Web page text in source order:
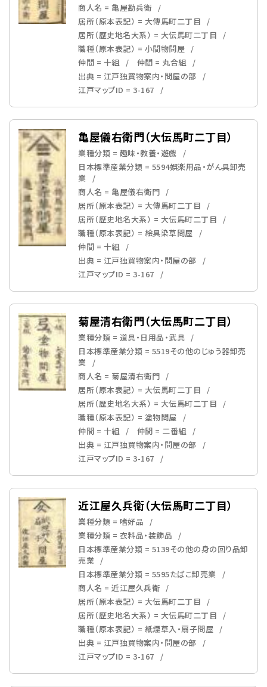
商人名 = 亀屋勘兵衛
居所（原本表記） = 大傳馬町二丁目
居所（歴史地名大系） = 大伝馬町二丁目
職種（原本表記） = 小間物問屋
仲間 = 十組
仲間 = 丸合組
出典 = 江戸独買物案内・問屋の部
江戸マップID = 3-167
亀屋儀右衛門（大伝馬町二丁目）
業種分類 = 趣味・教養・遊戯
日本標準産業分類 = 5594娯楽用品・がん具卸売
業
商人名 = 亀屋儀右衛門
居所（原本表記） = 大傳馬町二丁目
居所（歴史地名大系） = 大伝馬町二丁目
職種（原本表記） = 絵具染草問屋
仲間 = 十組
出典 = 江戸独買物案内・問屋の部
江戸マップID = 3-167
菊屋清右衛門（大伝馬町二丁目）
業種分類 = 道具・日用品・武具
日本標準産業分類 = 5519その他のじゅう器卸売
業
商人名 = 菊屋清右衛門
居所（原本表記） = 大伝馬町二丁目
居所（歴史地名大系） = 大伝馬町二丁目
職種（原本表記） = 塗物問屋
仲間 = 十組
仲間 = 二番組
出典 = 江戸独買物案内・問屋の部
江戸マップID = 3-167
近江屋久兵衛（大伝馬町二丁目）
業種分類 = 嗜好品
業種分類 = 衣料品・装飾品
日本標準産業分類 = 5139その他の身の回り品卸
売業
日本標準産業分類 = 5595たばこ卸売業
商人名 = 近江屋久兵衛
居所（原本表記） = 大伝馬町二丁目
居所（歴史地名大系） = 大伝馬町二丁目
職種（原本表記） = 紙煙草入・扇子問屋
出典 = 江戸独買物案内・問屋の部
江戸マップID = 3-167